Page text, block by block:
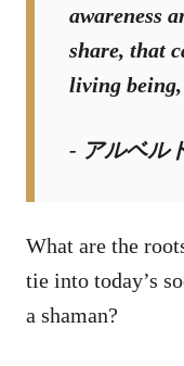
awareness
share, that
living being,
- アルベル
What are the
tie into today’s
a shaman?